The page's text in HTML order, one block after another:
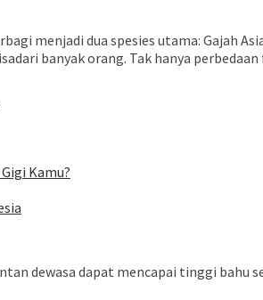
menjadi dua spesies utama: Gajah
banyak orang. Tak hanya
Kamu?
dewasa dapat mencapai tinggi